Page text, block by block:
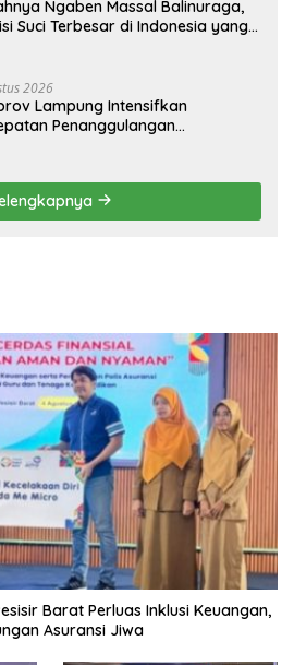
Ngaben Massal Balinuraga,
Suci Terbesar di Indonesia yang
2026
Lampung Intensifkan
Penanggulangan
Barat Perluas Inklusi Keuangan,
Asuransi Jiwa